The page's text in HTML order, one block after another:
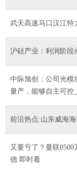
武天高速马口汉江特
沪硅产业：利润阶段
中际旭创：公司光模
量产，能够自主可控
前沿热点:山东威海
又要亏了？曼联
德 即时看